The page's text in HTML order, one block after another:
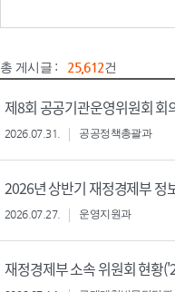
총 게시글 : 25,612건
제8회 공공기관운영위원회 회
2026.07.31. 공공정책총괄과
2026년 상반기 재정경제부 정
2026.07.27. 운영지원과
재정경제부 소속 위원회 현황